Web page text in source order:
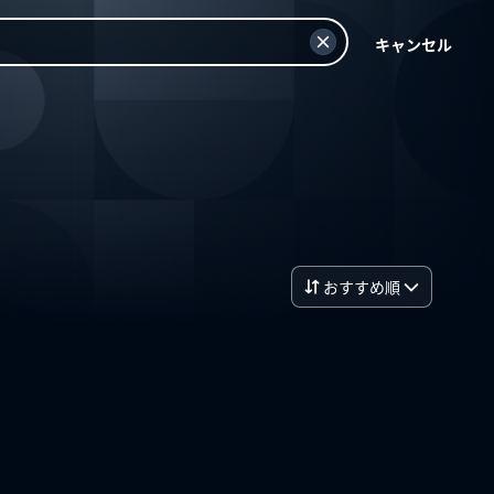
キャンセル
おすすめ順